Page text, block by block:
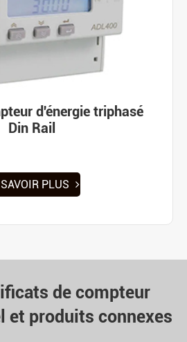
d'énergie triphasé
Din Rail
PLUS
de compteur
et produits connexes